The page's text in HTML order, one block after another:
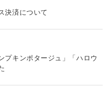
決済について
プキンポタージュ」「ハロウ